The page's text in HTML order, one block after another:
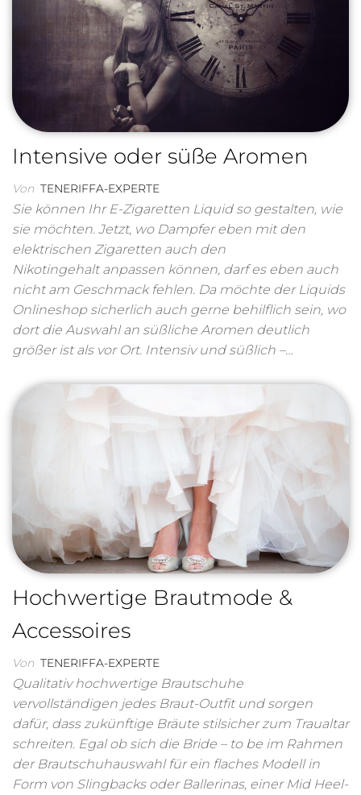
Intensive oder süße Aromen
Von TENERIFFA-EXPERTE
Sie können Ihr E-Zigaretten Liquid so gestalten, wie
sie möchten. Jetzt, wo Dampfer eben mit den
elektrischen Zigaretten auch den
Nikotingehalt anpassen können, darf es eben auch
nicht am Geschmack fehlen. Da möchte der Liquids
Onlineshop sicherlich auch gerne behilflich sein, wo
dort die Auswahl an süßliche Aromen deutlich
größer ist als vor Ort. Intensiv und süßlich –…
Hochwertige Brautmode &
Accessoires
Von TENERIFFA-EXPERTE
Qualitativ hochwertige Brautschuhe
vervollständigen jedes Braut-Outfit und sorgen
dafür, dass zukünftige Bräute stilsicher zum Traualtar
schreiten. Egal ob sich die Bride – to be im Rahmen
der Brautschuhauswahl für ein flaches Modell in
Form von Slingbacks oder Ballerinas, einer Mid Heel-